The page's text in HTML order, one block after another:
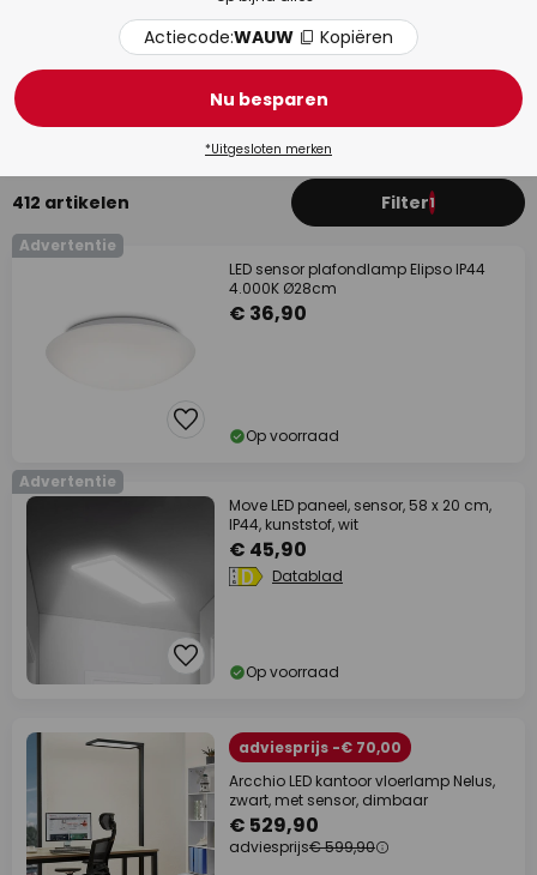
412 artikelen Filter1
Advertentie
LED sensor plafondlamp Elipso IP44
4.000K Ø28cm
€ 36,90
Op voorraad
Advertentie
Move LED paneel, sensor, 58 x 20 cm,
IP44, kunststof, wit
€ 45,90
Datablad
Op voorraad
adviesprijs -€ 70,00
Arcchio LED kantoor vloerlamp Nelus,
zwart, met sensor, dimbaar
€ 529,90
adviesprijs€ 599,90
Actiecode:WAUW Kopiëren
Nu besparen
*Uitgesloten merken